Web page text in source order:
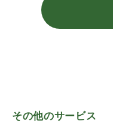
その他のサービス